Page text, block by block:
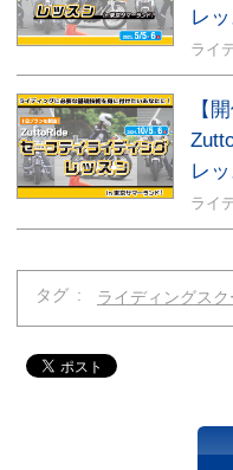
レ
ライ
【
レ
ライ
タグ ライディングス